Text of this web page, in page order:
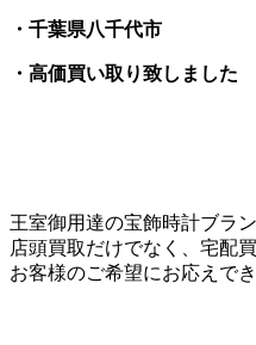
・千葉県八千代市
・高価買い取り致しました
王室御用達の宝飾時計ブラ
店頭買取だけでなく、宅配
お客様のご希望にお応えで